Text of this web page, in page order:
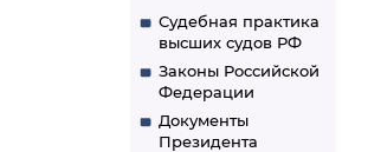
Судебная практика
высших судов РФ
Законы Российской
Федерации
Документы
Президента